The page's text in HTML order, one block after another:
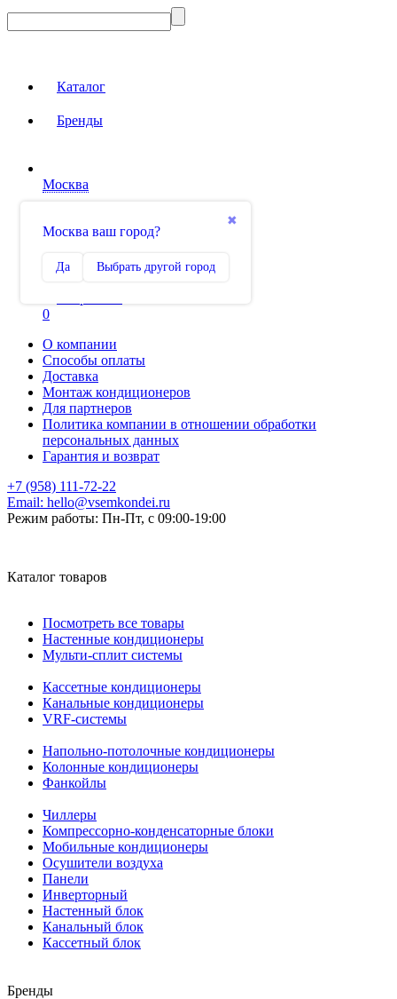
Каталог
Бренды
Москва
✖
Москва ваш город?
Да Выбрать другой город
Сравнение
0
О компании
Способы оплаты
Доставка
Монтаж кондиционеров
Для партнеров
Политика компании в отношении обработки
персональных данных
Гарантия и возврат
+7 (958) 111-72-22
Email: hello@vsemkondei.ru
Режим работы: Пн-Пт, с 09:00-19:00
Каталог товаров
Посмотреть все товары
Настенные кондиционеры
Мульти-сплит системы
Кассетные кондиционеры
Канальные кондиционеры
VRF-системы
Напольно-потолочные кондиционеры
Колонные кондиционеры
Фанкойлы
Чиллеры
Компрессорно-конденсаторные блоки
Мобильные кондиционеры
Осушители воздуха
Панели
Инверторный
Настенный блок
Канальный блок
Кассетный блок
Бренды